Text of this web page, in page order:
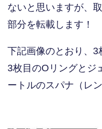
ないと思いますが、
部分を転載します！
下記画像のとおり、3
3枚目のOリングとジ
ートルのスパナ（レ